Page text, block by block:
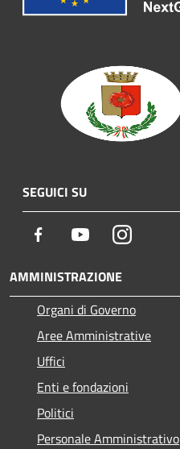
SEGUICI SU
Facebook YoutubeInstagram
AMMINISTRAZIONE
Organi di Governo
Aree Amministrative
Uffici
Enti e fondazioni
Politici
Personale Amministrativo